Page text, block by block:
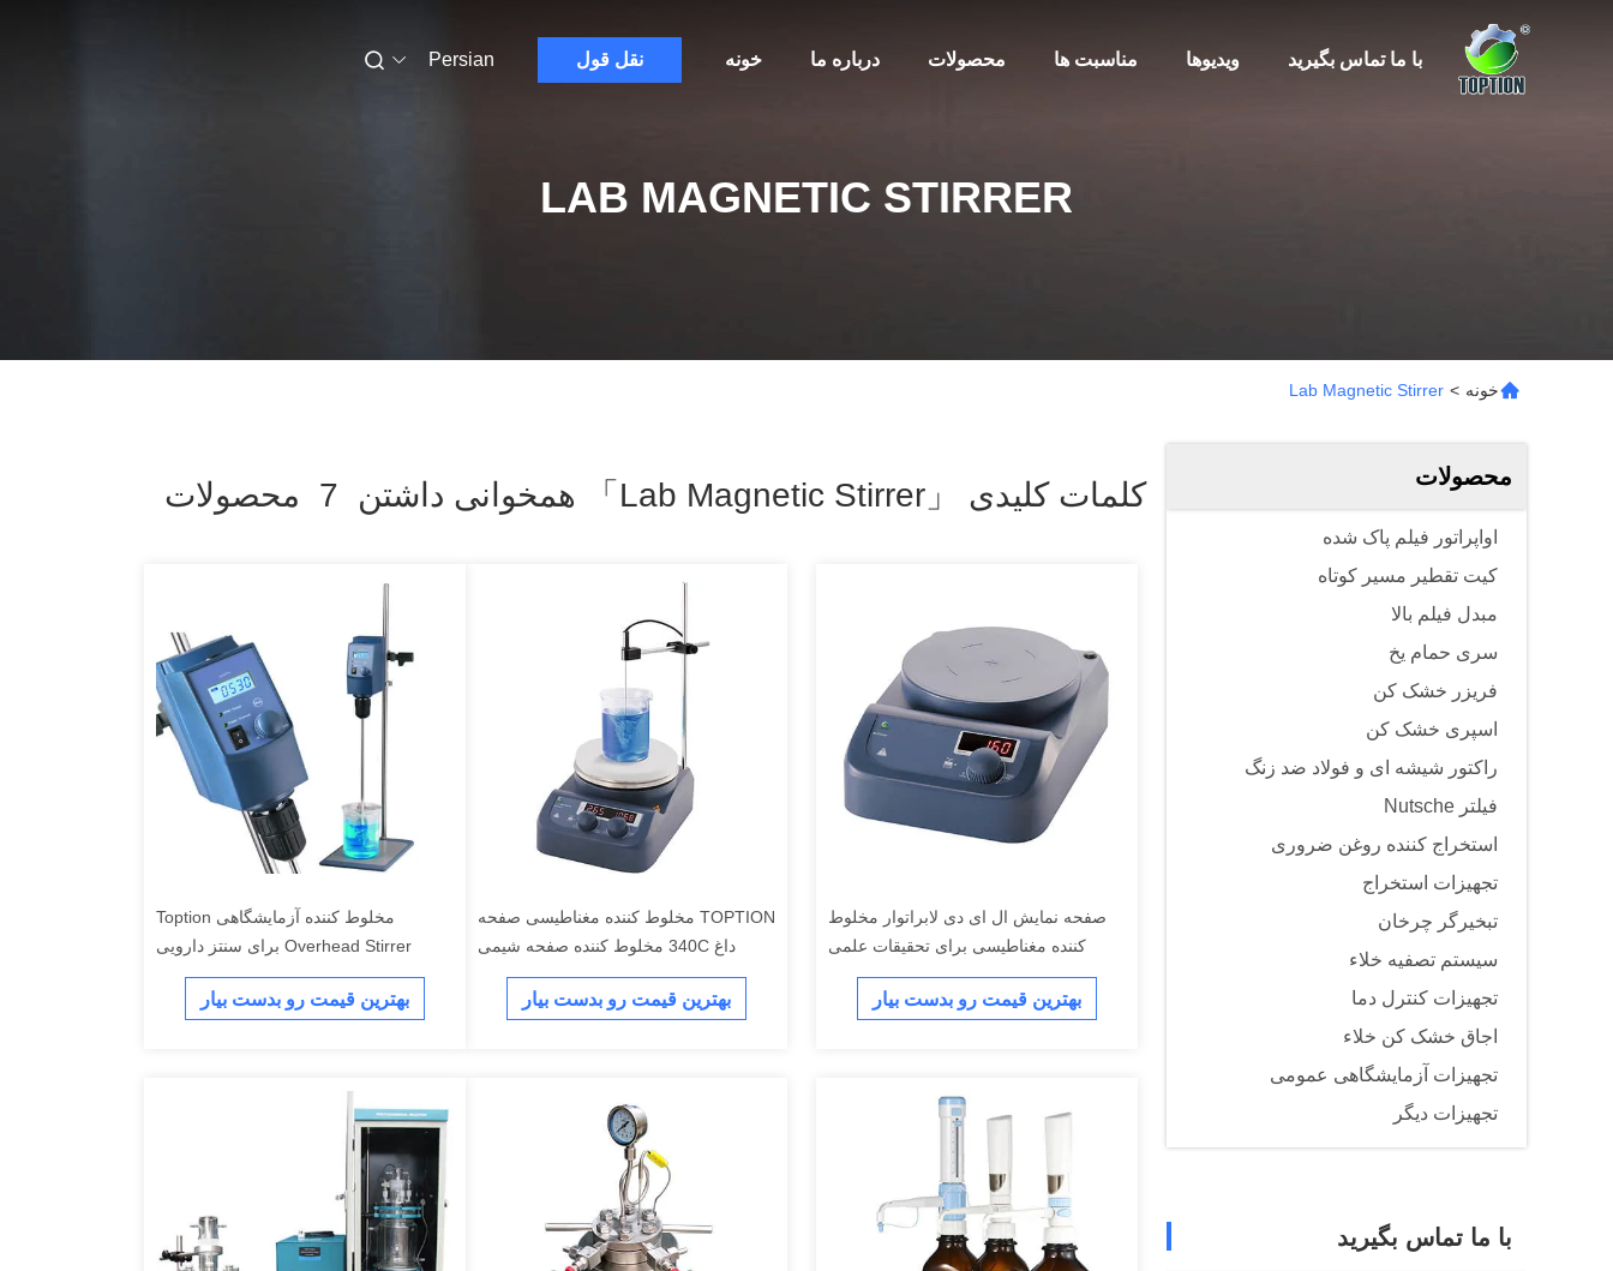
خونه درباره ما محصولات مناسبت ها ویدیوها با ما تماس بگیرید نقل قول Persian
LAB MAGNETIC STIRRER
خونه >
Lab Magnetic Stirrer
محصولات
اواپراتور فیلم پاک شده
کیت تقطیر مسیر کوتاه
مبدل فیلم بالا
سری حمام یخ
فریزر خشک کن
اسپری خشک کن
راکتور شیشه ای و فولاد ضد زنگ
فیلتر Nutsche
استخراج کننده روغن ضروری
تجهیزات استخراج
تبخیرگر چرخان
سیستم تصفیه خلاء
تجهیزات کنترل دما
اجاق خشک کن خلاء
تجهیزات آزمایشگاهی عمومی
تجهیزات دیگر
با ما تماس بگیرید
کلمات کلیدی 「lab Magnetic Stirrer」 همخوانی داشتن 7 محصولات
صفحه نمایش ال ای دی لابراتوار مخلوط
کننده مغناطیسی برای تحقیقات علمی
بهترین قیمت رو بدست بیار
TOPTION مخلوط کننده مغناطیسی صفحه
داغ 340C مخلوط کننده صفحه شیمی
بهترین قیمت رو بدست بیار
مخلوط کننده آزمایشگاهی Toption
Overhead Stirrer برای سنتز دارویی
بهترین قیمت رو بدست بیار